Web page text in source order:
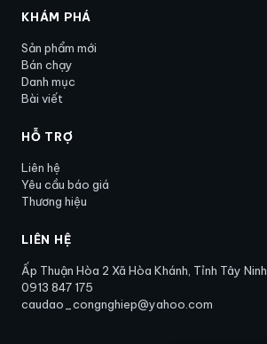
KHÁM PHÁ
Sản phẩm mới
Bán chạy
Danh mục
Bài viết
HỖ TRỢ
Liên hệ
Yêu cầu báo giá
Thương hiệu
LIÊN HỆ
Ấp Thuận Hòa 2 Xã Hòa Khánh, Tỉnh Tây Ninh
0913 847 175
caudao_congnghiep@yahoo.com